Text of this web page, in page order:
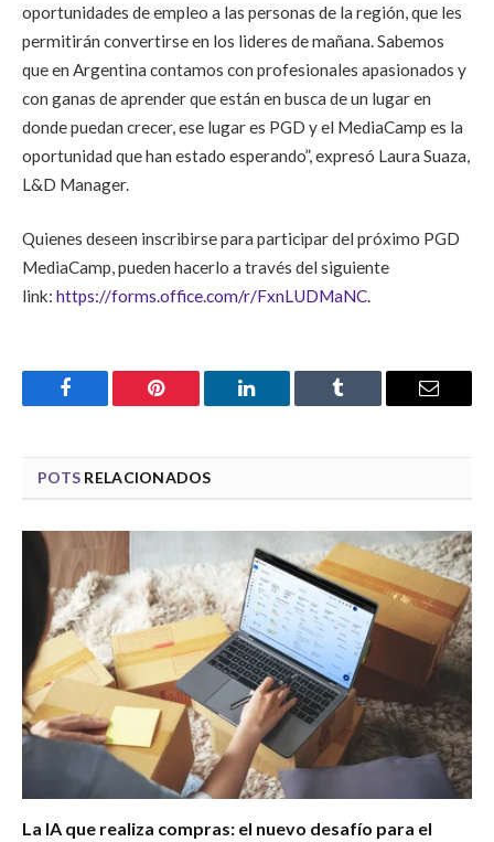
oportunidades de empleo a las personas de la región, que les
permitirán convertirse en los lideres de mañana. Sabemos
que en Argentina contamos con profesionales apasionados y
con ganas de aprender que están en busca de un lugar en
donde puedan crecer, ese lugar es PGD y el MediaCamp es la
oportunidad que han estado esperando”, expresó Laura Suaza,
L&D Manager.
Quienes deseen inscribirse para participar del próximo PGD
MediaCamp, pueden hacerlo a través del siguiente
link: https://forms.office.com/r/FxnLUDMaNC.
Facebook Pinterest LinkedIn Tumblr Email
POTS RELACIONADOS
La IA que realiza compras: el nuevo desafío para el